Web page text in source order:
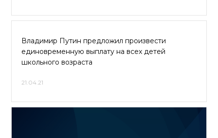
Владимир Путин предложил произвести
единовременную выплату на всех детей
школьного возраста
21.04.21